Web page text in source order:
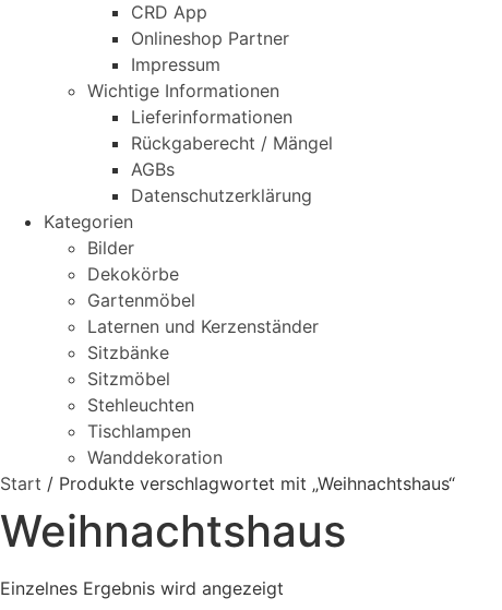
CRD App
Onlineshop Partner
Impressum
Wichtige Informationen
Lieferinformationen
Rückgaberecht / Mängel
AGBs
Datenschutzerklärung
Kategorien
Bilder
Dekokörbe
Gartenmöbel
Laternen und Kerzenständer
Sitzbänke
Sitzmöbel
Stehleuchten
Tischlampen
Wanddekoration
Start / Produkte verschlagwortet mit „Weihnachtshaus“
Weihnachtshaus
Einzelnes Ergebnis wird angezeigt